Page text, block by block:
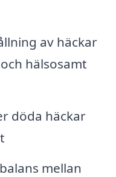
av häckar
hälsosamt
döda häckar
mellan